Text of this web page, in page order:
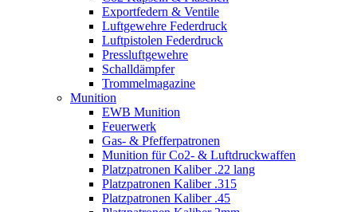
Exportfedern & Ventile
Luftgewehre Federdruck
Luftpistolen Federdruck
Pressluftgewehre
Schalldämpfer
Trommelmagazine
Munition
EWB Munition
Feuerwerk
Gas- & Pfefferpatronen
Munition für Co2- & Luftdruckwaffen
Platzpatronen Kaliber .22 lang
Platzpatronen Kaliber .315
Platzpatronen Kaliber .45